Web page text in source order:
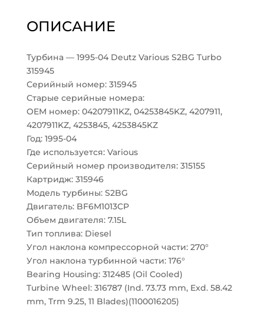
ОПИСАНИЕ
Турбина — 1995-04 Deutz Various S2BG Turbo
315945
Серийный номер: 315945
Старые серийные номера:
OEM номер: 04207911KZ, 04253845KZ, 4207911,
4207911KZ, 4253845, 4253845KZ
Год: 1995-04
Где используется: Various
Серийный номер производителя: 315155
Картридж: 315946
Модель турбины: S2BG
Двигатель: BF6M1013CP
Объем двигателя: 7.15L
Тип топлива: Diesel
Угол наклона компрессорной части: 270°
Угол наклона турбинной части: 176°
Bearing Housing: 312485 (Oil Cooled)
Turbine Wheel: 316787 (Ind. 73.73 mm, Exd. 58.42
mm, Trm 9.25, 11 Blades)(1100016205)